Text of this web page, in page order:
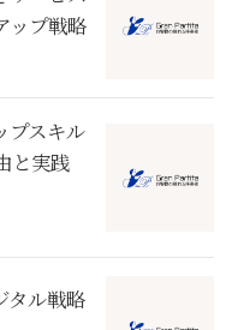
ップ戦略
プスキル
と実践
タル戦略